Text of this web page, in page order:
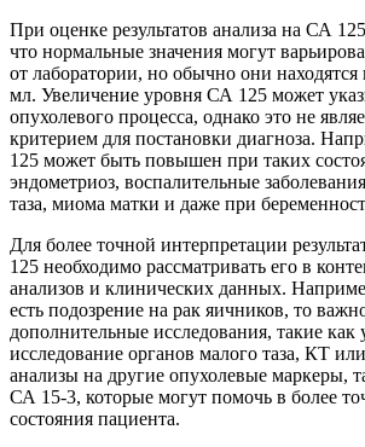
При оценке результатов анализа на СА
что нормальные значения могут
от лаборатории, но обычно они находятся
мл. Увеличение уровня СА 125 может
опухолевого процесса, однако это не
критерием для постановки диагноза.
125 может быть повышен при таких
эндометриоз, воспалительные
таза, миома матки и даже при
Для более точной интерпретации
125 необходимо рассматривать его в
анализов и клинических данных.
есть подозрение на рак яичников, то
дополнительные исследования, такие как
исследование органов малого таза, КТ
анализы на другие опухолевые маркеры,
СА 15-3, которые могут помочь в более
состояния пациента.